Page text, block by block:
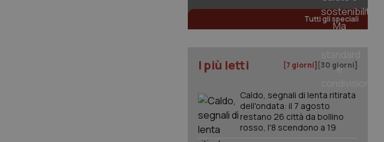
Tutti gli speciali
I più letti [7 giorni] [30 giorni]
Caldo, segnali di lenta ritirata
dell'ondata: il 7 agosto
restano 26 città da bollino
rosso, l'8 scendono a 19